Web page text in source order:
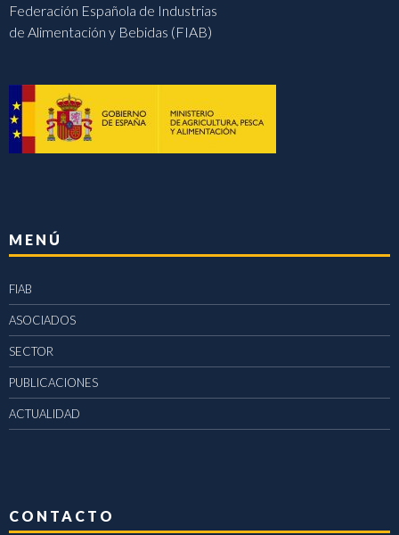
Federación Española de Industrias
de Alimentación y Bebidas (FIAB)
MENÚ
FIAB
ASOCIADOS
SECTOR
PUBLICACIONES
ACTUALIDAD
CONTACTO